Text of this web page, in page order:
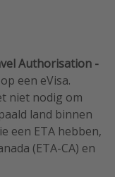
Authorisation -
een eVisa.
niet nodig om
land binnen
een ETA hebben,
(ETA-CA) en